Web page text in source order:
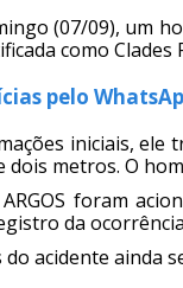
(07/09), um
como
pelo
iniciais,
dois metros. O
foram
da
acidente ainda